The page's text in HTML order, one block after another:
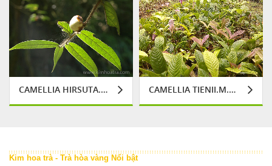
CAMELLIA HIRSUTA.M.SEALY CAMELLIA TIENII.M.SEALY
Kim hoa trà - Trà hòa vàng Nổi bật